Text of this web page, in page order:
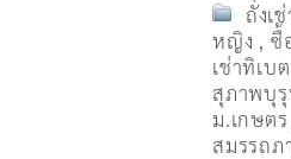
ถั่งเ
หญิง , ซื้
เช่าทิเบต
สุภาพบุ
ม.เกษตร
สมรรถภ